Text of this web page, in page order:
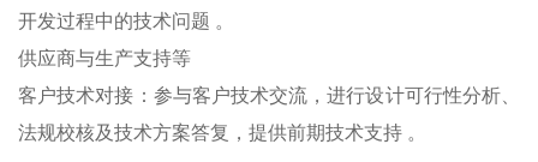
开发过程中的技术问题 。
‌供应商与生产支持‌等
‌客户技术对接‌：参与客户技术交流，进行设计可行性分析、
法规校核及技术方案答复，提供前期技术支持 。